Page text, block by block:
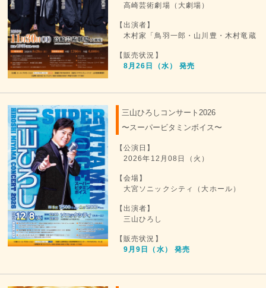
高崎芸術劇場（大劇場）
【出演者】
木村家「鳥羽一郎・山川豊・木村竜蔵
【販売状況】
8月26日（水） 発売
三山ひろしコンサート2026
〜スーパービタミンボイス〜
【公演日】
2026年12月08日（火）
【会場】
大宮ソニックシティ（大ホール）
【出演者】
三山ひろし
【販売状況】
9月9日（水） 発売